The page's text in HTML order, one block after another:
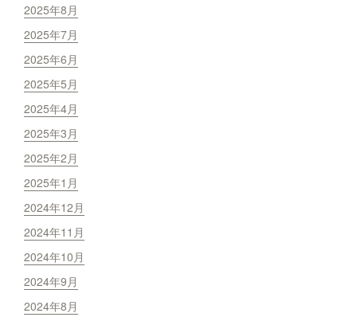
2025年8月
2025年7月
2025年6月
2025年5月
2025年4月
2025年3月
2025年2月
2025年1月
2024年12月
2024年11月
2024年10月
2024年9月
2024年8月